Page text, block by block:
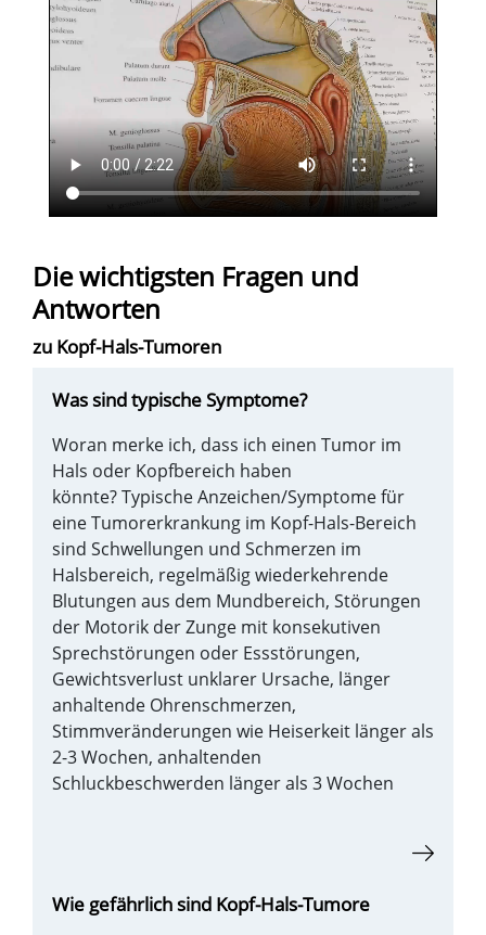
Die wichtigsten Fragen und
Antworten
zu Kopf-Hals-Tumoren
Was sind typische Symptome?
Woran merke ich, dass ich einen Tumor im
Hals oder Kopfbereich haben
könnte? Typische Anzeichen/Symptome für
eine Tumorerkrankung im Kopf-Hals-Bereich
sind Schwellungen und Schmerzen im
Halsbereich, regelmäßig wiederkehrende
Blutungen aus dem Mundbereich, Störungen
der Motorik der Zunge mit konsekutiven
Sprechstörungen oder Essstörungen,
Gewichtsverlust unklarer Ursache, länger
anhaltende Ohrenschmerzen,
Stimmveränderungen wie Heiserkeit länger als
2-3 Wochen, anhaltenden
Schluckbeschwerden länger als 3 Wochen
Wie gefährlich sind Kopf-Hals-Tumore